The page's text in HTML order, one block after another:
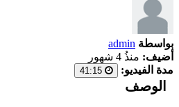
بواسطة admin
أضيف: منذُ 4 شهور
مدة الفيديو:
الوصف